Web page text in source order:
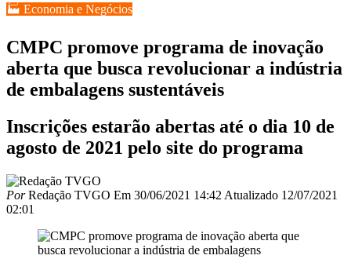
🏭 Economia e Negócios
CMPC promove programa de inovação
aberta que busca revolucionar a indústria
de embalagens sustentáveis
Inscrições estarão abertas até o dia 10 de
agosto de 2021 pelo site do programa
PorRedação TVGO Em 30/06/2021 14:42 Atualizado 12/07/2021
02:01